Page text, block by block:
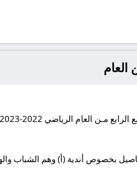
العام
بخصوص أندية (أ) وهم الشباب